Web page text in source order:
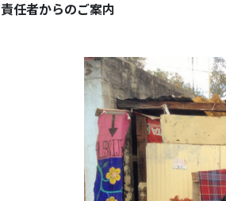
責任者からのご案内